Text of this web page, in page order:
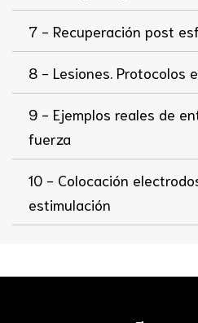
7 - Recuperación post
8 - Lesiones. Protocolos
9 - Ejemplos reales de
fuerza
10 - Colocación
estimulación